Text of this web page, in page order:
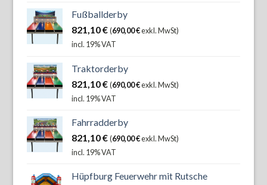
Fußballderby
821,10€ (690,00€exkl. MwSt)
incl. 19% VAT
Traktorderby
821,10€ (690,00€exkl. MwSt)
incl. 19% VAT
Fahrradderby
821,10€ (690,00€exkl. MwSt)
incl. 19% VAT
Hüpfburg Feuerwehr mit Rutsche